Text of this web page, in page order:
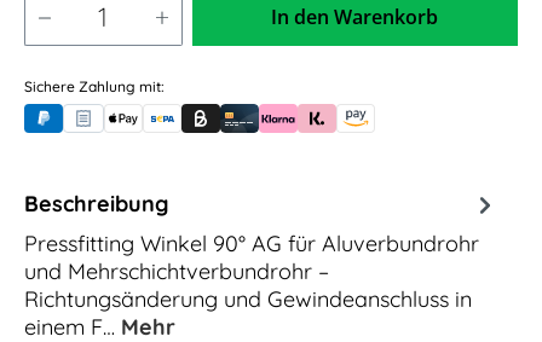
In den Warenkorb
Sichere Zahlung mit:
PayPalRechnungskauf (für Behörden)
Apple PayBanküberweisung (vorab)
Rechnungskauf (Billie)
Kreditkarte
Rechnung oder Ratenkauf (Klarna)
Sofortüberweisung (Klarna)
Amazon Pay
Beschreibung
Pressfitting Winkel 90° AG für Aluverbundrohr
und Mehrschichtverbundrohr –
Richtungsänderung und Gewindeanschluss in
einem F… Mehr